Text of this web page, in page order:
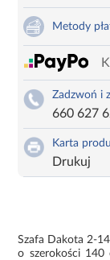
Metody
Zadzwoń i
660 627
Karta
Drukuj
Szafa Dakota 2-
o szerokości 140